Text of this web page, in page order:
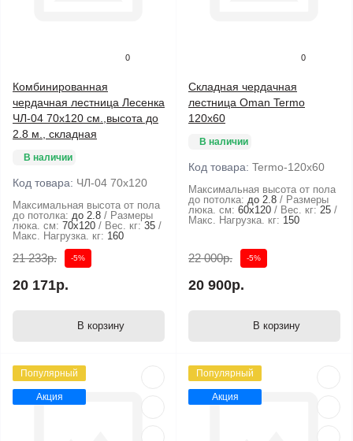
0
Комбинированная
чердачная лестница Лесенка
ЧЛ-04 70x120 см.,высота до
2.8 м., складная
В наличии
Код товара: ЧЛ-04 70x120
Максимальная высота от пола
до потолка: до 2.8
Размеры
люка. см: 70x120 Вес. кг: 35
Макс. Нагрузка. кг: 160
21 233р. -5%
20 171р.
В корзину
0
Складная чердачная
лестница Oman Termo
120x60
В наличии
Код товара: Termo-120х60
Максимальная высота от пола
до потолка: до 2.8
Размеры
люка. см: 60x120 Вес. кг: 25
Макс. Нагрузка. кг: 150
22 000р. -5%
20 900р.
В корзину
Популярный
Акция
Популярный
Акция